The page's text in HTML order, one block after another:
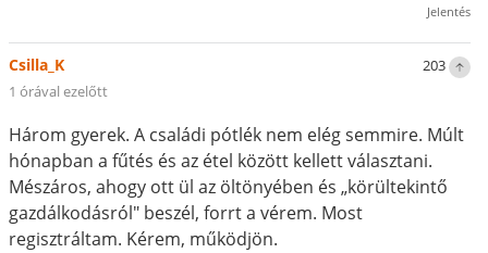
Jelentés
203
Csilla_K
1 órával ezelőtt
Három gyerek. A családi pótlék nem elég semmire. Múlt
hónapban a fűtés és az étel között kellett választani.
Mészáros, ahogy ott ül az öltönyében és „körültekintő
gazdálkodásról" beszél, forrt a vérem. Most
regisztráltam. Kérem, működjön.